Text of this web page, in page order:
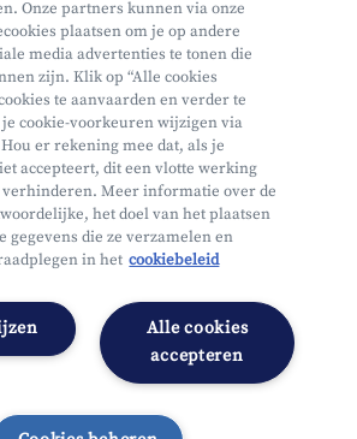
van CDZ
Onze partners kunnen via onze
plaatsen om je op andere
media advertenties te tonen die
zijn. Klik op “Alle cookies
te aanvaarden en verder te
cookie-voorkeuren wijzigen via
Hou er rekening mee dat, als je
accepteert, dit een vlotte werking
verhinderen. Meer informatie over de
het doel van het plaatsen
gegevens die ze verzamelen en
in het cookiebeleid
Alle cookies
accepteren